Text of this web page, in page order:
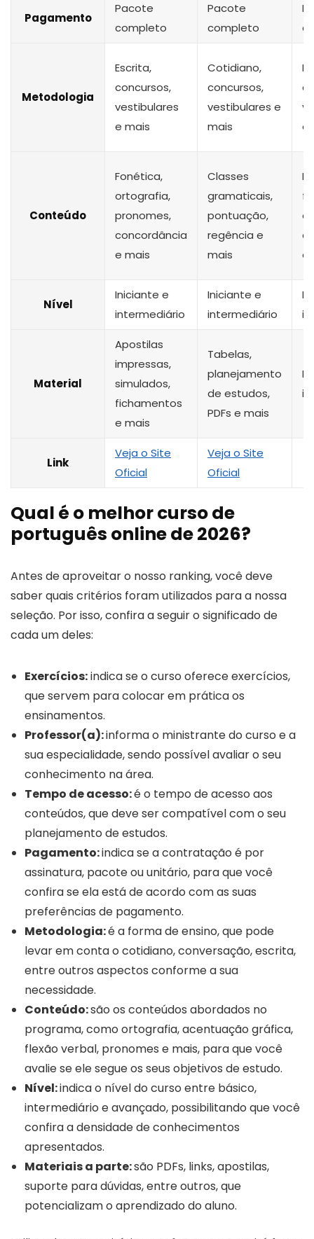
Pagamento
Pacote
completo
Pacote
completo
Metodologia
Escrita,
concursos,
vestibulares
e mais
Cotidiano,
concursos,
vestibulares e
mais
e
Conteúdo
Fonética,
ortografia,
pronomes,
concordância
e mais
Classes
gramaticais,
pontuação,
regência e
mais
e
Nível
Iniciante e
intermediário
Iniciante e
intermediário
Material
Apostilas
impressas,
simulados,
fichamentos
e mais
Tabelas,
planejamento
de estudos,
PDFs e mais
Link
Veja o Site
Oficial
Veja o Site
Oficial
Qual é o melhor curso de
português online de 2026?
Antes de aproveitar o nosso ranking, você deve
saber quais critérios foram utilizados para a nossa
seleção. Por isso, confira a seguir o significado de
cada um deles:
Exercícios:indica se o curso oferece exercícios,
que servem para colocar em prática os
ensinamentos.
Professor(a):informa o ministrante do curso e a
sua especialidade, sendo possível avaliar o seu
conhecimento na área.
Tempo de acesso:é o tempo de acesso aos
conteúdos, que deve ser compatível com o seu
planejamento de estudos.
Pagamento:indica se a contratação é por
assinatura, pacote ou unitário, para que você
confira se ela está de acordo com as suas
preferências de pagamento.
Metodologia:é a forma de ensino, que pode
levar em conta o cotidiano, conversação, escrita,
entre outros aspectos conforme a sua
necessidade.
Conteúdo:são os conteúdos abordados no
programa, como ortografia, acentuação gráfica,
flexão verbal, pronomes e mais, para que você
avalie se ele segue os seus objetivos de estudo.
Nível:indica o nível do curso entre básico,
intermediário e avançado, possibilitando que você
confira a densidade de conhecimentos
apresentados.
Materiais a parte:são PDFs, links, apostilas,
suporte para dúvidas, entre outros, que
potencializam o aprendizado do aluno.